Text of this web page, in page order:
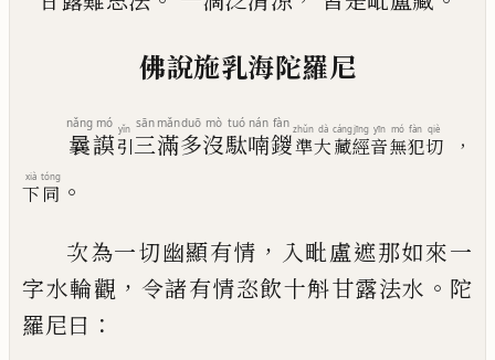
佛說施乳海陀羅尼
曩
nǎng
謨
mó
引
yǐn
三
sān
滿
mǎn
多
duō
沒
mò
駄
tuó
喃
nán
鍐
fàn
準
zhǔn
大
dà
藏
cáng
經
jīng
音
yīn
無
mó
犯
fàn
切
qiè
，
下
xià
同
tóng 。
次為一切幽顯有情 ， 入毗盧遮那如來一
字水輪觀 ， 令諸有情恣飲十斛甘露法水 。 陀
羅尼曰 ：